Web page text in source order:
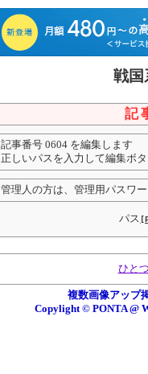
戦国
記
記事番号 0604 を編集します
正しいパスを入力して編集ボ
管理人の方は、管理用パスワ
パス
ひと
複数画像アップ
Copylight © PONTA @